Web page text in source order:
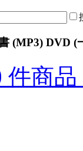
(MP3) DVD (
商